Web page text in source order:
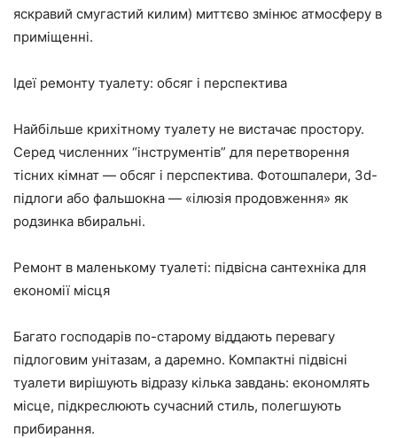
яскравий смугастий килим) миттєво змінює атмосферу в
приміщенні.
Ідеї ремонту туалету: обсяг і перспектива
Найбільше крихітному туалету не вистачає простору.
Серед численних “інструментів” для перетворення
тісних кімнат — обсяг і перспектива. Фотошпалери, 3d-
підлоги або фальшокна — «ілюзія продовження» як
родзинка вбиральні.
Ремонт в маленькому туалеті: підвісна сантехніка для
економії місця
Багато господарів по-старому віддають перевагу
підлоговим унітазам, а даремно. Компактні підвісні
туалети вирішують відразу кілька завдань: економлять
місце, підкреслюють сучасний стиль, полегшують
прибирання.